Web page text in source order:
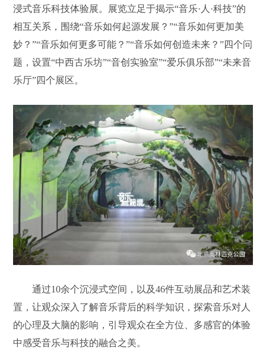
浸式音乐科技体验展。展览立足于揭示“音乐·人·科技”的
相互关系，围绕“音乐如何起源发展？”“音乐如何更加美
妙？”“音乐如何更多可能？”“音乐如何创造未来？”四个问
题，设置“中西古乐坊”“音创实验室”“爱乐俱乐部”“未来音
乐厅”四个展区。
通过10余个沉浸式空间，以及46件互动展品和艺术装
置，让观众深入了解音乐背后的科学知识，探索音乐对人
的心理及大脑的影响，引导观众在全方位、多感官的体验
中感受音乐与科技的融合之美。